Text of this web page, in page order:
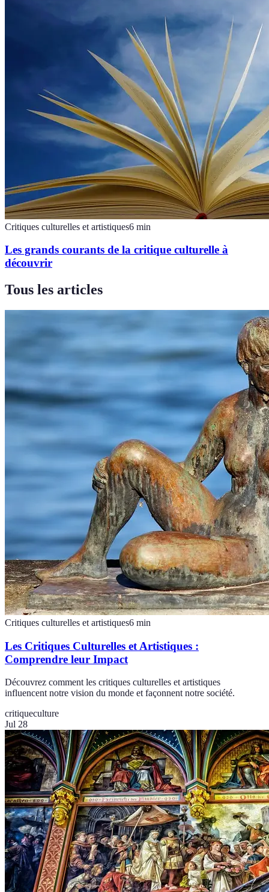
Critiques culturelles et artistiques6 min
Les grands courants de la critique culturelle à
découvrir
Tous les articles
Critiques culturelles et artistiques6 min
Les Critiques Culturelles et Artistiques :
Comprendre leur Impact
Découvrez comment les critiques culturelles et artistiques
influencent notre vision du monde et façonnent notre société.
critiqueculture
Jul 28